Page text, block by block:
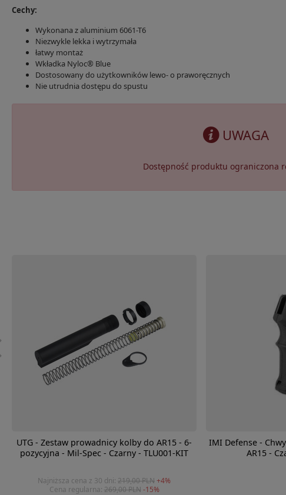
Cechy:
Wykonana z aluminium 6061-T6
Niezwykle lekka i wytrzymała
łatwy montaż
Wkładka Nyloc® Blue
Dostosowany do użytkowników lewo- o praworęcznych
Nie utrudnia dostępu do spustu
UWAGA
Dostępność produktu ograniczona
UTG - Zestaw prowadnicy kolby do AR15 - 6-
pozycyjna - Mil-Spec - Czarny - TLU001-KIT
Najniższa cena z 30 dni: 219,00 PLN+4%
Cena regularna: 269,00 PLN -15%
IMI Defense -
AR15 -